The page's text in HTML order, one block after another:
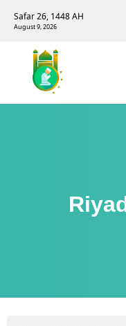
Safar 26, 1448 AH
August 9, 2026